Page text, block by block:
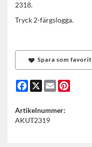
2318.
Tryck 2-färgslogga.
Spara som favorit
Facebook
X Email
Artikelnummer:
AKUT2319